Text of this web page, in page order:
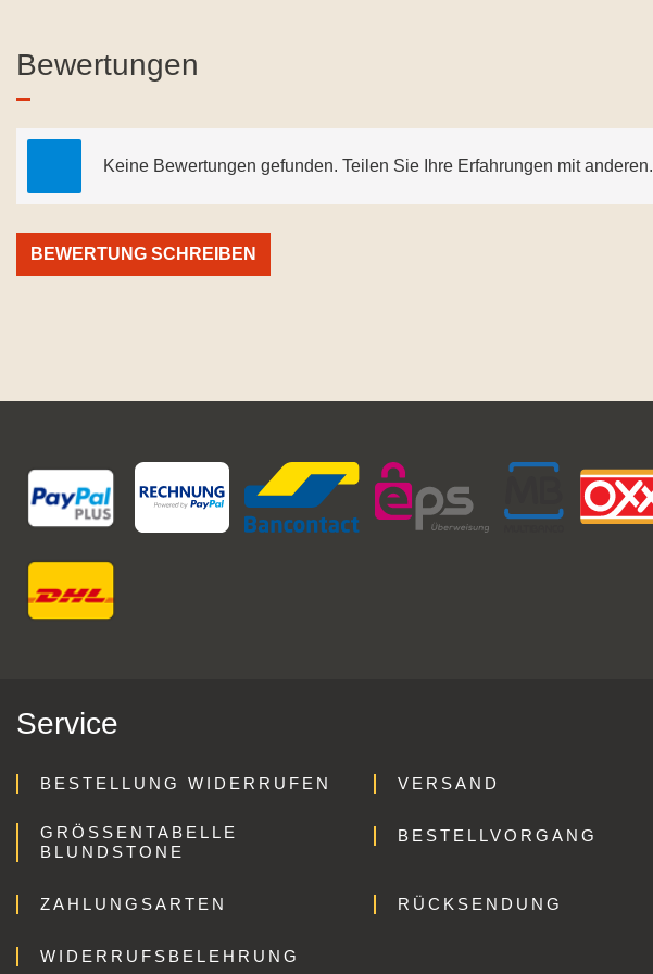
Bewertungen
Keine Bewertungen gefunden. Teilen Sie Ihre Erfahrungen mit anderen.
BEWERTUNG SCHREIBEN
Service
BESTELLUNG WIDERRUFEN VERSAND
GRÖSSENTABELLE B
LUNDSTONE
BESTELLVORGANG
ZAHLUNGSARTEN RÜCKSENDUNG
WIDERRUFSBELEHRUNG